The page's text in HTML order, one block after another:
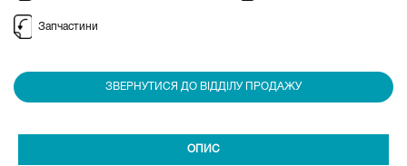
Запчастини
ЗВЕРНУТИСЯ ДО ВІДДІЛУ ПРОДАЖУ
ОПИС